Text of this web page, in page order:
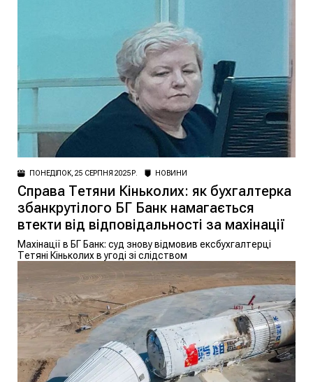
ПОНЕДІЛОК, 25 СЕРПНЯ 2025 Р. НОВИНИ
Справа Тетяни Кіньколих: як бухгалтерка
збанкрутілого БГ Банк намагається
втекти від відповідальності за махінації
Махінації в БГ Банк: суд знову відмовив ексбухгалтерці
Тетяні Кіньколих в угоді зі слідством